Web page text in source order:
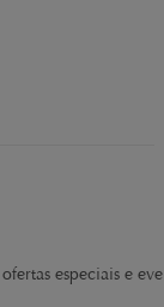
especiais e